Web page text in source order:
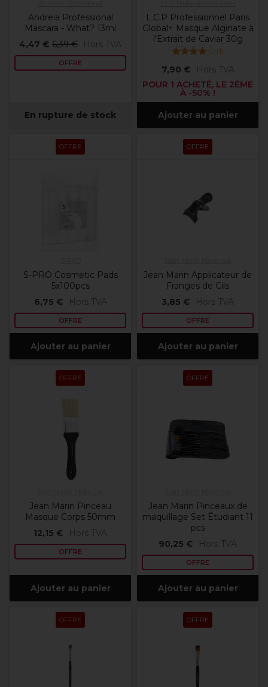
Andreia Professional
Mascara - What? 13ml
4,47 € 6,39 € Hors TVA
OFFRE
En rupture de stock
L.C.P Professionnel Paris
Global+ Masque Alginate à
l’Extrait de Caviar 30g
(1)
7,90 €
Hors TVA
POUR 1 ACHETÉ, LE 2ÈME
À -50% !
Ajouter au panier
OFFRE
S-PRO Cosmetic Pads
5x100pcs
6,75 €
Hors TVA
OFFRE
Ajouter au panier
OFFRE
Jean Marin Applicateur de
Franges de Cils
3,85 €
Hors TVA
OFFRE
Ajouter au panier
OFFRE
Jean Marin Pinceau
Masque Corps 50mm
12,15 €
Hors TVA
OFFRE
Ajouter au panier
OFFRE
Jean Marin Pinceaux de
maquillage Set Étudiant 11
pcs
90,25 €
Hors TVA
OFFRE
Ajouter au panier
OFFRE OFFRE